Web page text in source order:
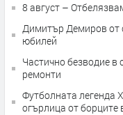
8 август –
Димитър Демиров от
юбилей
Частично безводие в
ремонти
Футболната легенда
огърлица от